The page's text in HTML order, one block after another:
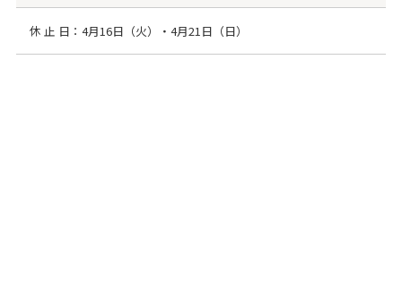
休 ⽌ ⽇：4⽉16⽇（⽕）・4⽉21⽇（⽇）